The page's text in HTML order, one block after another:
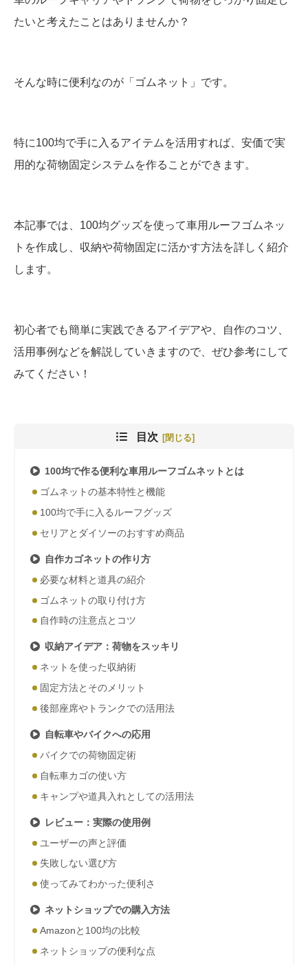
たいと考えたことはありませんか？
そんな時に便利なのが「ゴムネット」です。
特に100均で手に入るアイテムを活用すれば、安価で実
用的な荷物固定システムを作ることができます。
本記事では、100均グッズを使って車用ルーフゴムネッ
トを作成し、収納や荷物固定に活かす方法を詳しく紹介
します。
初心者でも簡単に実践できるアイデアや、自作のコツ、
活用事例などを解説していきますので、ぜひ参考にして
みてください！
目次
100均で作る便利な車用ルーフゴムネットとは
ゴムネットの基本特性と機能
100均で手に入るルーフグッズ
セリアとダイソーのおすすめ商品
自作カゴネットの作り方
必要な材料と道具の紹介
ゴムネットの取り付け方
自作時の注意点とコツ
収納アイデア：荷物をスッキリ
ネットを使った収納術
固定方法とそのメリット
後部座席やトランクでの活用法
自転車やバイクへの応用
バイクでの荷物固定術
自転車カゴの使い方
キャンプや道具入れとしての活用法
レビュー：実際の使用例
ユーザーの声と評価
失敗しない選び方
使ってみてわかった便利さ
ネットショップでの購入方法
Amazonと100均の比較
ネットショップの便利な点